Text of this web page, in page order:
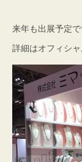
来年も出展予定で
詳細はオフィシ